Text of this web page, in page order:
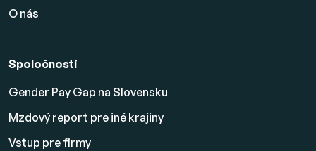
O nás
Spoločnosti
Gender Pay Gap na Slovensku
Mzdový report pre iné krajiny
Vstup pre firmy